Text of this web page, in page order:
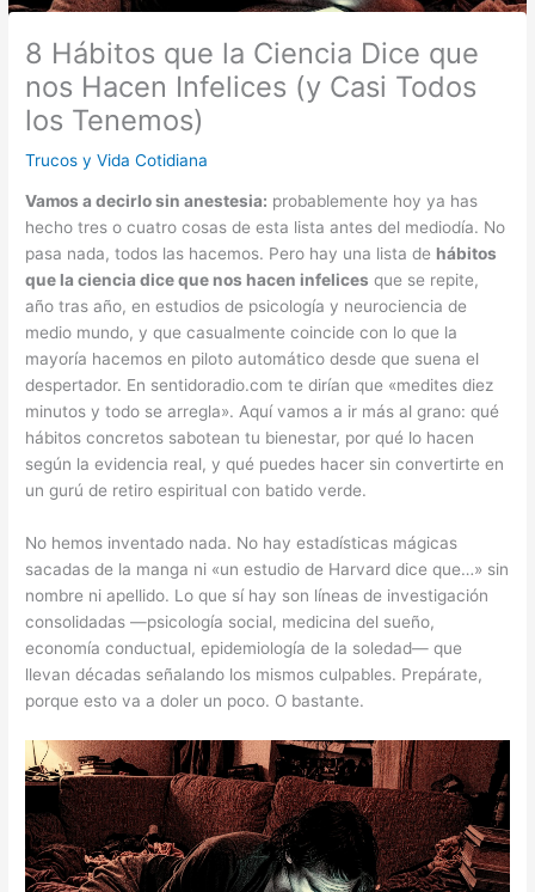
8 Hábitos que la Ciencia Dice que
nos Hacen Infelices (y Casi Todos
los Tenemos)
Trucos y Vida Cotidiana
Vamos a decirlo sin anestesia: probablemente hoy ya has
hecho tres o cuatro cosas de esta lista antes del mediodía. No
pasa nada, todos las hacemos. Pero hay una lista de hábitos
que la ciencia dice que nos hacen infelices que se repite,
año tras año, en estudios de psicología y neurociencia de
medio mundo, y que casualmente coincide con lo que la
mayoría hacemos en piloto automático desde que suena el
despertador. En sentidoradio.com te dirían que «medites diez
minutos y todo se arregla». Aquí vamos a ir más al grano: qué
hábitos concretos sabotean tu bienestar, por qué lo hacen
según la evidencia real, y qué puedes hacer sin convertirte en
un gurú de retiro espiritual con batido verde.
No hemos inventado nada. No hay estadísticas mágicas
sacadas de la manga ni «un estudio de Harvard dice que…» sin
nombre ni apellido. Lo que sí hay son líneas de investigación
consolidadas —psicología social, medicina del sueño,
economía conductual, epidemiología de la soledad— que
llevan décadas señalando los mismos culpables. Prepárate,
porque esto va a doler un poco. O bastante.